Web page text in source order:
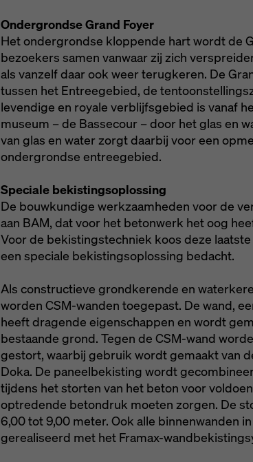
Ondergrondse Grand Foyer
Het ondergrondse kloppende hart wordt de
bezoekers samen vanwaar zij zich
als vanzelf daar ook weer terugkeren. De
tussen het Entreegebied, de
levendige en royale verblijfsgebied is vanaf
museum – de Bassecour – door het glas en
van glas en water zorgt daarbij voor een
ondergrondse entreegebied.
Speciale bekistingsoplossing
De bouwkundige werkzaamheden voor de
aan BAM, dat voor het betonwerk het oog
Voor de bekistingstechniek koos deze
een speciale bekistingsoplossing bedacht.
Als constructieve grondkerende en
worden CSM-wanden toegepast. De wand,
heeft dragende eigenschappen en wordt
bestaande grond. Tegen de CSM-wand
gestort, waarbij gebruik wordt gemaakt van
Doka. De paneelbekisting wordt
tijdens het storten van het beton voor
optredende betondruk moeten zorgen. De
6,00 tot 9,00 meter. Ook alle binnenwanden
gerealiseerd met het Framax-